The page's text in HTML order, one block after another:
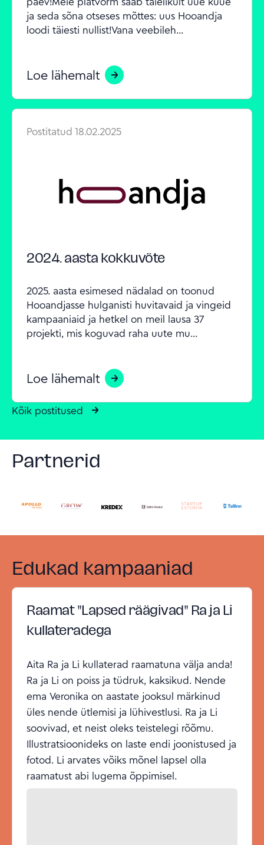
ja seda sõna otseses mõttes: uus Hooandja
loodi täiesti nullist!Vana veebileh...
Loe lähemalt
Postitatud 18.02.2025
2024. aasta kokkuvõte
2025. aasta esimesed nädalad on toonud
Hooandjasse hulganisti huvitavaid ja vingeid
kampaaniaid ja hetkel on meil lausa 37
projekti, mis koguvad raha uute mu...
Loe lähemalt
Kõik postitused
Partnerid
Edukad kampaaniad
Raamat "Lapsed räägivad" Ra ja Li
kullateradega
Aita Ra ja Li kullaterad raamatuna välja anda!
Ra ja Li on poiss ja tüdruk, kaksikud. Nende
ema Veronika on aastate jooksul märkinud
üles nende ütlemisi ja lühivestlusi. Ra ja Li
soovivad, et neist oleks teistelegi rõõmu.
Illustratsioonideks on laste endi joonistused ja
fotod. Li arvates võiks mõnel lapsel olla
raamatust abi lugema õppimisel.